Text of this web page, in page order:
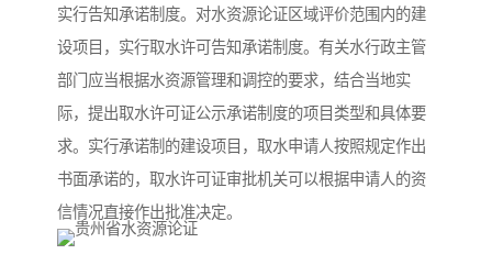
实行告知承诺制度。对水资源论证区域评价范围内的建
设项目，实行取水许可告知承诺制度。有关水行政主管
部门应当根据水资源管理和调控的要求，结合当地实
际，提出取水许可证公示承诺制度的项目类型和具体要
求。实行承诺制的建设项目，取水申请人按照规定作出
书面承诺的，取水许可证审批机关可以根据申请人的资
信情况直接作出批准决定。